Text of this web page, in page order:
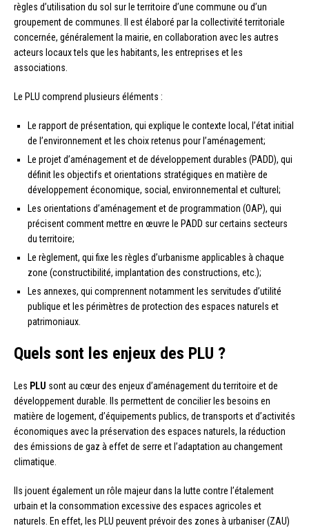
règles d’utilisation du sol sur le territoire d’une commune ou d’un
groupement de communes. Il est élaboré par la collectivité territoriale
concernée, généralement la mairie, en collaboration avec les autres
acteurs locaux tels que les habitants, les entreprises et les
associations.
Le PLU comprend plusieurs éléments :
Le rapport de présentation, qui explique le contexte local, l’état initial
de l’environnement et les choix retenus pour l’aménagement;
Le projet d’aménagement et de développement durables (PADD), qui
définit les objectifs et orientations stratégiques en matière de
développement économique, social, environnemental et culturel;
Les orientations d’aménagement et de programmation (OAP), qui
précisent comment mettre en œuvre le PADD sur certains secteurs
du territoire;
Le règlement, qui fixe les règles d’urbanisme applicables à chaque
zone (constructibilité, implantation des constructions, etc.);
Les annexes, qui comprennent notamment les servitudes d’utilité
publique et les périmètres de protection des espaces naturels et
patrimoniaux.
Quels sont les enjeux des PLU ?
Les PLU sont au cœur des enjeux d’aménagement du territoire et de
développement durable. Ils permettent de concilier les besoins en
matière de logement, d’équipements publics, de transports et d’activités
économiques avec la préservation des espaces naturels, la réduction
des émissions de gaz à effet de serre et l’adaptation au changement
climatique.
Ils jouent également un rôle majeur dans la lutte contre l’étalement
urbain et la consommation excessive des espaces agricoles et
naturels. En effet, les PLU peuvent prévoir des zones à urbaniser (ZAU)